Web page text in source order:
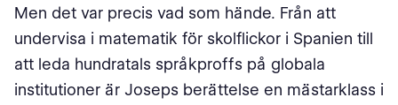
Men det var precis vad som hände. Från att
undervisa i matematik för skolflickor i Spanien till
att leda hundratals språkproffs på globala
institutioner är Joseps berättelse en mästarklass i